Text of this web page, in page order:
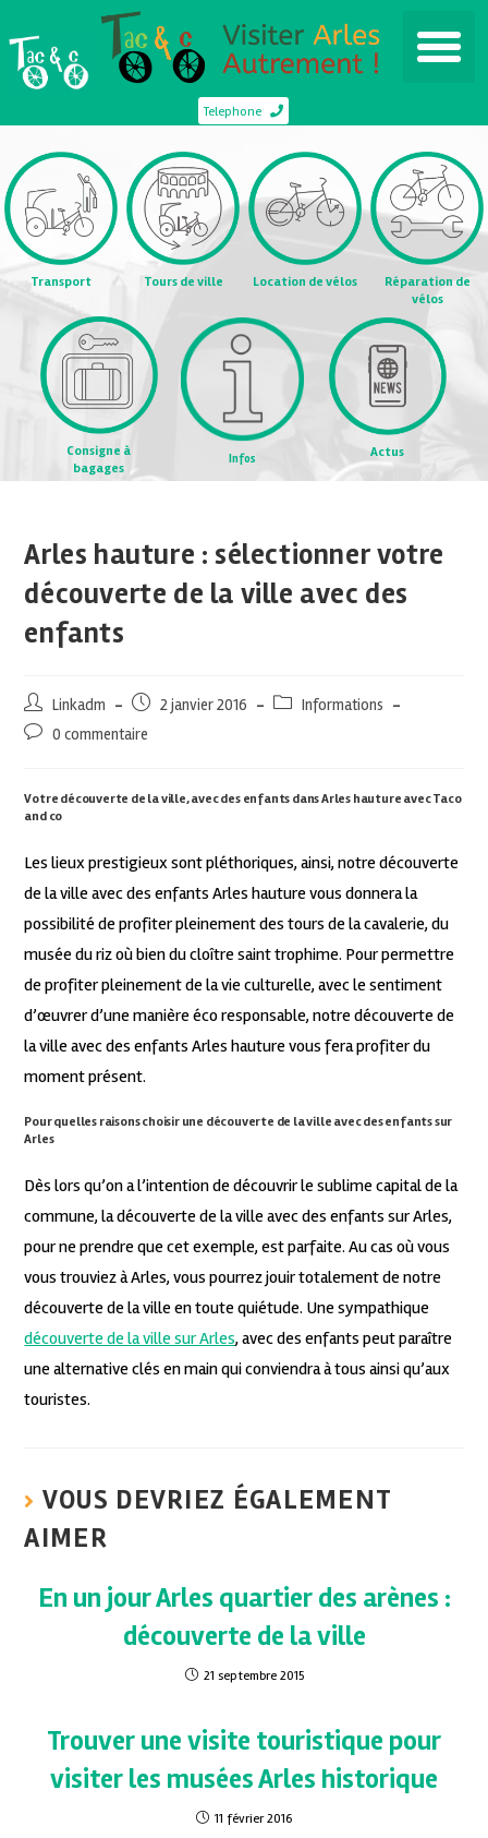
Telephone
Transport Tours de ville Location de vélos
Réparation de
vélos
Consigne à
bagages
Infos Actus
Arles hauture : sélectionner votre
découverte de la ville avec des
enfants
Linkadm 2 janvier 2016
Informations
0 commentaire
Votre découverte de la ville, avec des enfants dans Arles hauture avec Taco
and co
Les lieux prestigieux sont pléthoriques, ainsi, notre découverte
de la ville avec des enfants Arles hauture vous donnera la
possibilité de profiter pleinement des tours de la cavalerie, du
musée du riz où bien du cloître saint trophime. Pour permettre
de profiter pleinement de la vie culturelle, avec le sentiment
d’œuvrer d’une manière éco responsable, notre découverte de
la ville avec des enfants Arles hauture vous fera profiter du
moment présent.
Pour quelles raisons choisir une découverte de la ville avec des enfants sur
Arles
Dès lors qu’on a l’intention de découvrir le sublime capital de la
commune, la découverte de la ville avec des enfants sur Arles,
pour ne prendre que cet exemple, est parfaite. Au cas où vous
vous trouviez à Arles, vous pourrez jouir totalement de notre
découverte de la ville en toute quiétude. Une sympathique
découverte de la ville sur Arles, avec des enfants peut paraître
une alternative clés en main qui conviendra à tous ainsi qu’aux
touristes.
VOUS DEVRIEZ ÉGALEMENT
AIMER
En un jour Arles quartier des arènes :
découverte de la ville
21 septembre 2015
Trouver une visite touristique pour
visiter les musées Arles historique
11 février 2016